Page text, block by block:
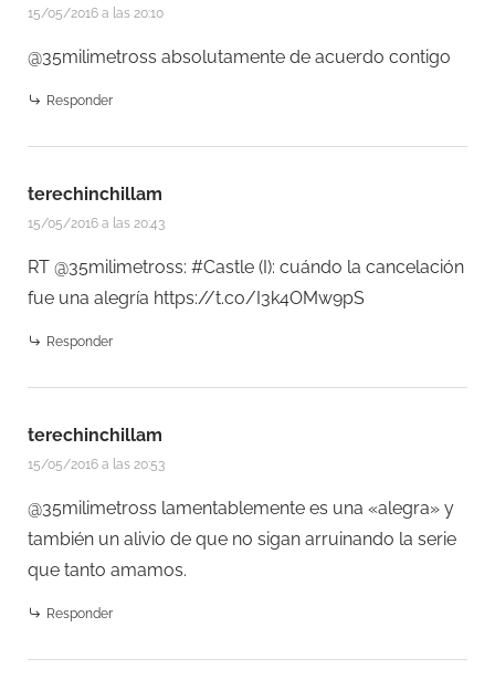
15/05/2016 a las 20:10
@35milimetross absolutamente de acuerdo contigo
Responder
terechinchillam
15/05/2016 a las 20:43
RT @35milimetross: #Castle (I): cuándo la cancelación
fue una alegría https://t.co/I3k4OMw9pS
Responder
terechinchillam
15/05/2016 a las 20:53
@35milimetross lamentablemente es una «alegra» y
también un alivio de que no sigan arruinando la serie
que tanto amamos.
Responder